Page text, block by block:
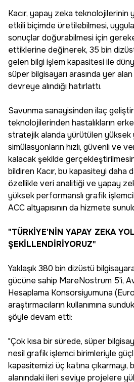
Kacır, yapay zeka teknolojilerinin
etkili biçimde üretilebilmesi,
sonuçlar doğurabilmesi için
ettiklerine değinerek, 35 bin
gelen bilgi işlem kapasitesi ile
süper bilgisayarı arasında yer
devreye alındığı hatırlattı.
Savunma sanayisinden ilaç
teknolojilerinden hastalıkların
stratejik alanda yürütülen yüksek
simülasyonların hızlı, güvenli ve
kalacak şekilde
bildiren Kacır, bu kapasiteyi daha
özellikle veri analitiği ve yapay
yüksek performanslı grafik
ACC altyapısının da hizmete
"TÜRKİYE'NİN YAPAY ZEKA
ŞEKİLLENDİRİYORUZ"
Yaklaşık 380 bin dizüstü
gücüne sahip MareNostrum 5'i,
Hesaplama Konsorsiyumuna
araştırmacıların kullanımına
şöyle devam etti:
"Çok kısa bir sürede, süper
nesil grafik işlemci birimleriyle
kapasitemizi üç katına
alanındaki ileri seviye projelere